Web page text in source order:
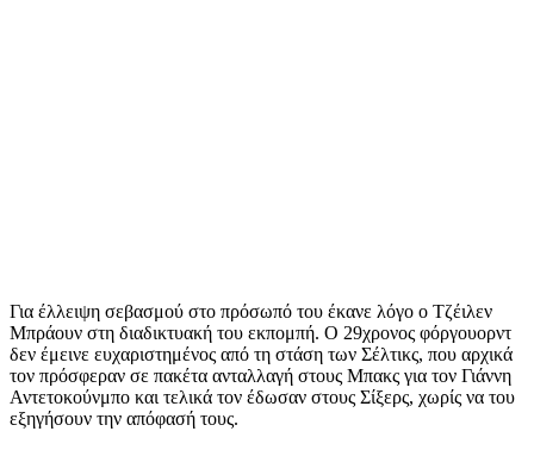
Για έλλειψη σεβασμού στο πρόσωπό του έκανε λόγο ο Τζέιλεν
Μπράουν στη διαδικτυακή του εκπομπή. Ο 29χρονος φόργουορντ
δεν έμεινε ευχαριστημένος από τη στάση των Σέλτικς, που αρχικά
τον πρόσφεραν σε πακέτα ανταλλαγή στους Μπακς για τον Γιάννη
Αντετοκούνμπο και τελικά τον έδωσαν στους Σίξερς, χωρίς να του
εξηγήσουν την απόφασή τους.